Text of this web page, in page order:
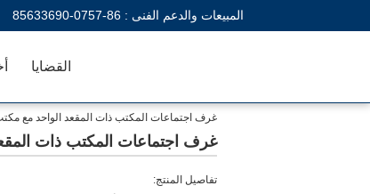
المبيعات والدعم الفنى : 86-0757-85633690
القضايا
غرف اجتماعات المكتب ذات المقعد الواحد مع
غرف اجتماعات المكتب ذات
تفاصيل المنتج: